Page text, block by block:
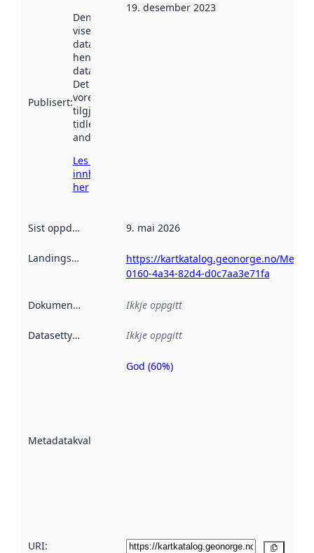
Publisert:
Denne datoen
viser når
datasettet vart
henta inn av
data.norge.no.
Det kan ha
vore
tilgjengeleg
tidlegare
andre stader.
Les meir om
innhenting
her
19. desember 2023
Sist oppdatert 9. mai 2026
Landingsside
https://kartkatalog.geonorge.no/
0160-4a34-82d4-d0c7aa3e71fa
Dokumentasjon Ikkje oppgitt
Datasettype Ikkje oppgitt
Metadatakvalitet
Metadatakvalitet
God (60%)
URI: